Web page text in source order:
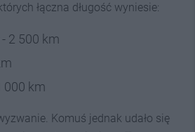
łączna długość wyniesie:
2 500 km
000 km
Komuś jednak udało się